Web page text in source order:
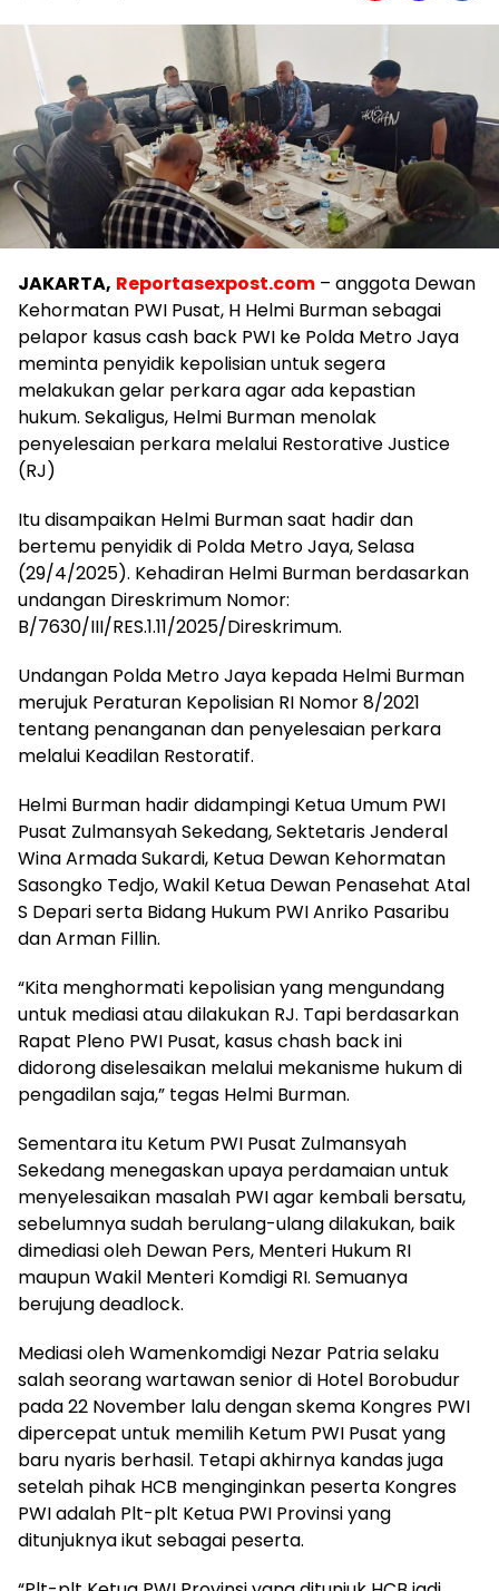
JAKARTA, Reportasexpost.com – anggota Dewan
Kehormatan PWI Pusat, H Helmi Burman sebagai
pelapor kasus cash back PWI ke Polda Metro Jaya
meminta penyidik kepolisian untuk segera
melakukan gelar perkara agar ada kepastian
hukum. Sekaligus, Helmi Burman menolak
penyelesaian perkara melalui Restorative Justice
(RJ)
Itu disampaikan Helmi Burman saat hadir dan
bertemu penyidik di Polda Metro Jaya, Selasa
(29/4/2025). Kehadiran Helmi Burman berdasarkan
undangan Direskrimum Nomor:
B/7630/III/RES.1.11/2025/Direskrimum.
Undangan Polda Metro Jaya kepada Helmi Burman
merujuk Peraturan Kepolisian RI Nomor 8/2021
tentang penanganan dan penyelesaian perkara
melalui Keadilan Restoratif.
Helmi Burman hadir didampingi Ketua Umum PWI
Pusat Zulmansyah Sekedang, Sektetaris Jenderal
Wina Armada Sukardi, Ketua Dewan Kehormatan
Sasongko Tedjo, Wakil Ketua Dewan Penasehat Atal
S Depari serta Bidang Hukum PWI Anriko Pasaribu
dan Arman Fillin.
“Kita menghormati kepolisian yang mengundang
untuk mediasi atau dilakukan RJ. Tapi berdasarkan
Rapat Pleno PWI Pusat, kasus chash back ini
didorong diselesaikan melalui mekanisme hukum di
pengadilan saja,” tegas Helmi Burman.
Sementara itu Ketum PWI Pusat Zulmansyah
Sekedang menegaskan upaya perdamaian untuk
menyelesaikan masalah PWI agar kembali bersatu,
sebelumnya sudah berulang-ulang dilakukan, baik
dimediasi oleh Dewan Pers, Menteri Hukum RI
maupun Wakil Menteri Komdigi RI. Semuanya
berujung deadlock.
Mediasi oleh Wamenkomdigi Nezar Patria selaku
salah seorang wartawan senior di Hotel Borobudur
pada 22 November lalu dengan skema Kongres PWI
dipercepat untuk memilih Ketum PWI Pusat yang
baru nyaris berhasil. Tetapi akhirnya kandas juga
setelah pihak HCB menginginkan peserta Kongres
PWI adalah Plt-plt Ketua PWI Provinsi yang
ditunjuknya ikut sebagai peserta.